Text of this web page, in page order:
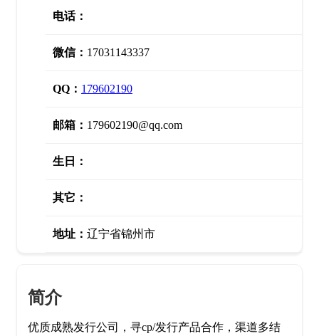
电话：
微信： 17031143337
QQ： 179602190
邮箱： 179602190@qq.com
生日：
其它：
地址： 辽宁省锦州市
简介
优质成熟发行公司，寻cp/发行产品合作，渠道多结